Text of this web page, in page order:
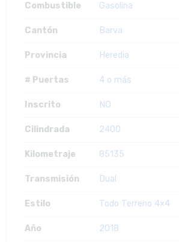
Combustible Gasolina
Cantón Barva
Provincia Heredia
# Puertas 4 o más
Inscrito NO
Cilindrada 2400
Kilometraje 85135
Transmisión Dual
Estilo Todo Terreno 4×4
Año 2018